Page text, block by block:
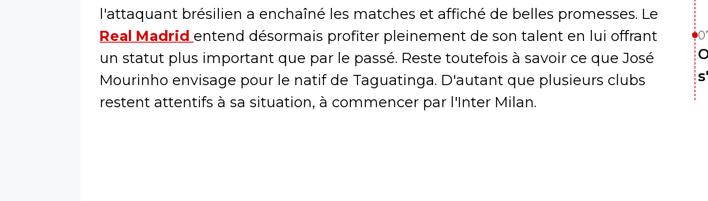
l'attaquant brésilien a enchaîné les matches et affiché de belles promesses. Le
Real Madrid entend désormais profiter pleinement de son talent en lui offrant
un statut plus important que par le passé. Reste toutefois à savoir ce que José
Mourinho envisage pour le natif de Taguatinga. D'autant que plusieurs clubs
restent attentifs à sa situation, à commencer par l'Inter Milan.